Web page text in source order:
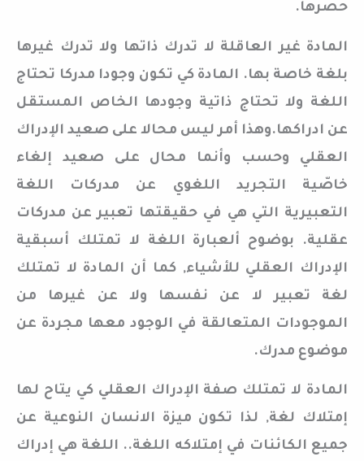
حصرها.
المادة غير العاقلة لا تدرك ذاتها ولا تدرك غيرها
بلغة خاصة بها. المادة كي تكون وجودا مدركا تحتاج
اللغة ولا تحتاج ذاتية وجودها الخاص المستقل
عن ادراكها.وهذا أمر ليس محالا على صعيد الإدراك
العقلي وحسب وأنما محال على صعيد إلغاء
خاصّية التجريد اللغوي عن مدركات اللغة
التعبيرية التي هي في حقيقتها تعبير عن مدركات
عقلية. بوضوح ألعبارة اللغة لا تمتلك أسبقية
الإدراك العقلي للأشياء, كما أن المادة لا تمتلك
لغة تعبير لا عن نفسها ولا عن غيرها من
الموجودات المتعالقة في الوجود معها مجردة عن
موضوع مدرك.
المادة لا تمتلك صفة الإدراك العقلي كي يتاح لها
إمتلاك لغة, لذا تكون ميزة الانسان النوعية عن
جميع الكائنات في إمتلاكه اللغة.. اللغة هي إدراك